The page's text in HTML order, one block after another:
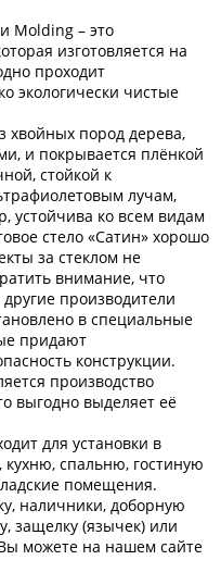
Molding – это
изготовляется на
проходит
экологически чистые
хвойных пород дерева,
и покрывается плёнкой
стойкой к
лучам,
устойчива ко всем видам
стело «Сатин» хорошо
за стеклом не
внимание, что
производители
в специальные
придают
конструкции.
производство
выгодно выделяет её
для установки в
спальню, гостиную
помещения.
наличники, доборную
защелку (язычек) или
можете на нашем сайте